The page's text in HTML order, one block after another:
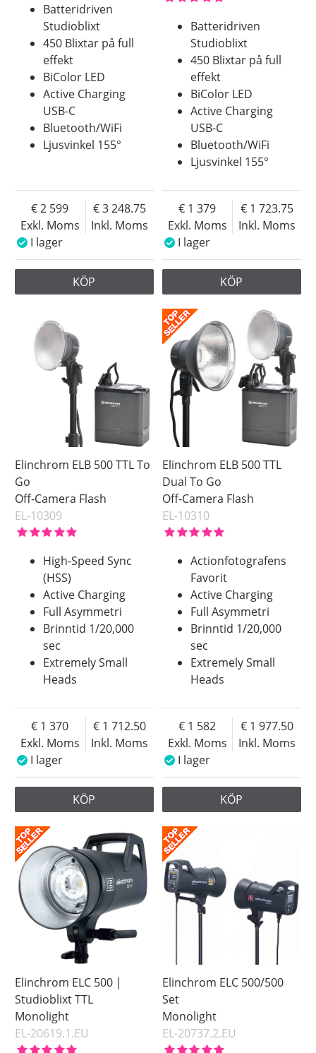
Batteridriven
Studioblixt
450 Blixtar på full
effekt
BiColor LED
Active Charging
USB-C
Bluetooth/WiFi
Ljusvinkel 155°
Exkl. Moms
2 599
Inkl. Moms
3 248.75
I lager
KÖP
Batteridriven
Studioblixt
450 Blixtar på full
effekt
BiColor LED
Active Charging
USB-C
Bluetooth/WiFi
Ljusvinkel 155°
Exkl. Moms
1 379
Inkl. Moms
1 723.75
I lager
KÖP
Elinchrom ELB 500 TTL To
Go
Off-Camera Flash
EL-10309
High-Speed Sync
(HSS)
Active Charging
Full Asymmetri
Brinntid 1/20,000
sec
Extremely Small
Heads
Exkl. Moms
1 370
Inkl. Moms
1 712.50
I lager
KÖP
Elinchrom ELB 500 TTL
Dual To Go
Off-Camera Flash
EL-10310
Actionfotografens
Favorit
Active Charging
Full Asymmetri
Brinntid 1/20,000
sec
Extremely Small
Heads
Exkl. Moms
1 582
Inkl. Moms
1 977.50
I lager
KÖP
Elinchrom ELC 500 |
Studioblixt TTL
Monolight
EL-20619.1.EU
Elinchrom ELC 500/500
Set
Monolight
EL-20737.2.EU